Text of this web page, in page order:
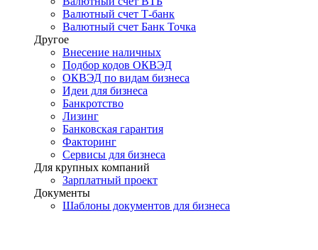
Валютный счет Т-банк
Валютный счет Банк Точка
Другое
Внесение наличных
Подбор кодов ОКВЭД
ОКВЭД по видам бизнеса
Идеи для бизнеса
Банкротство
Лизинг
Банковская гарантия
Факторинг
Сервисы для бизнеса
Для крупных компаний
Зарплатный проект
Документы
Шаблоны документов для бизнеса